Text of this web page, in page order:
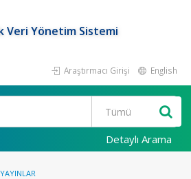
Veri Yönetim Sistemi
Araştırmacı Girişi English
Detaylı Arama